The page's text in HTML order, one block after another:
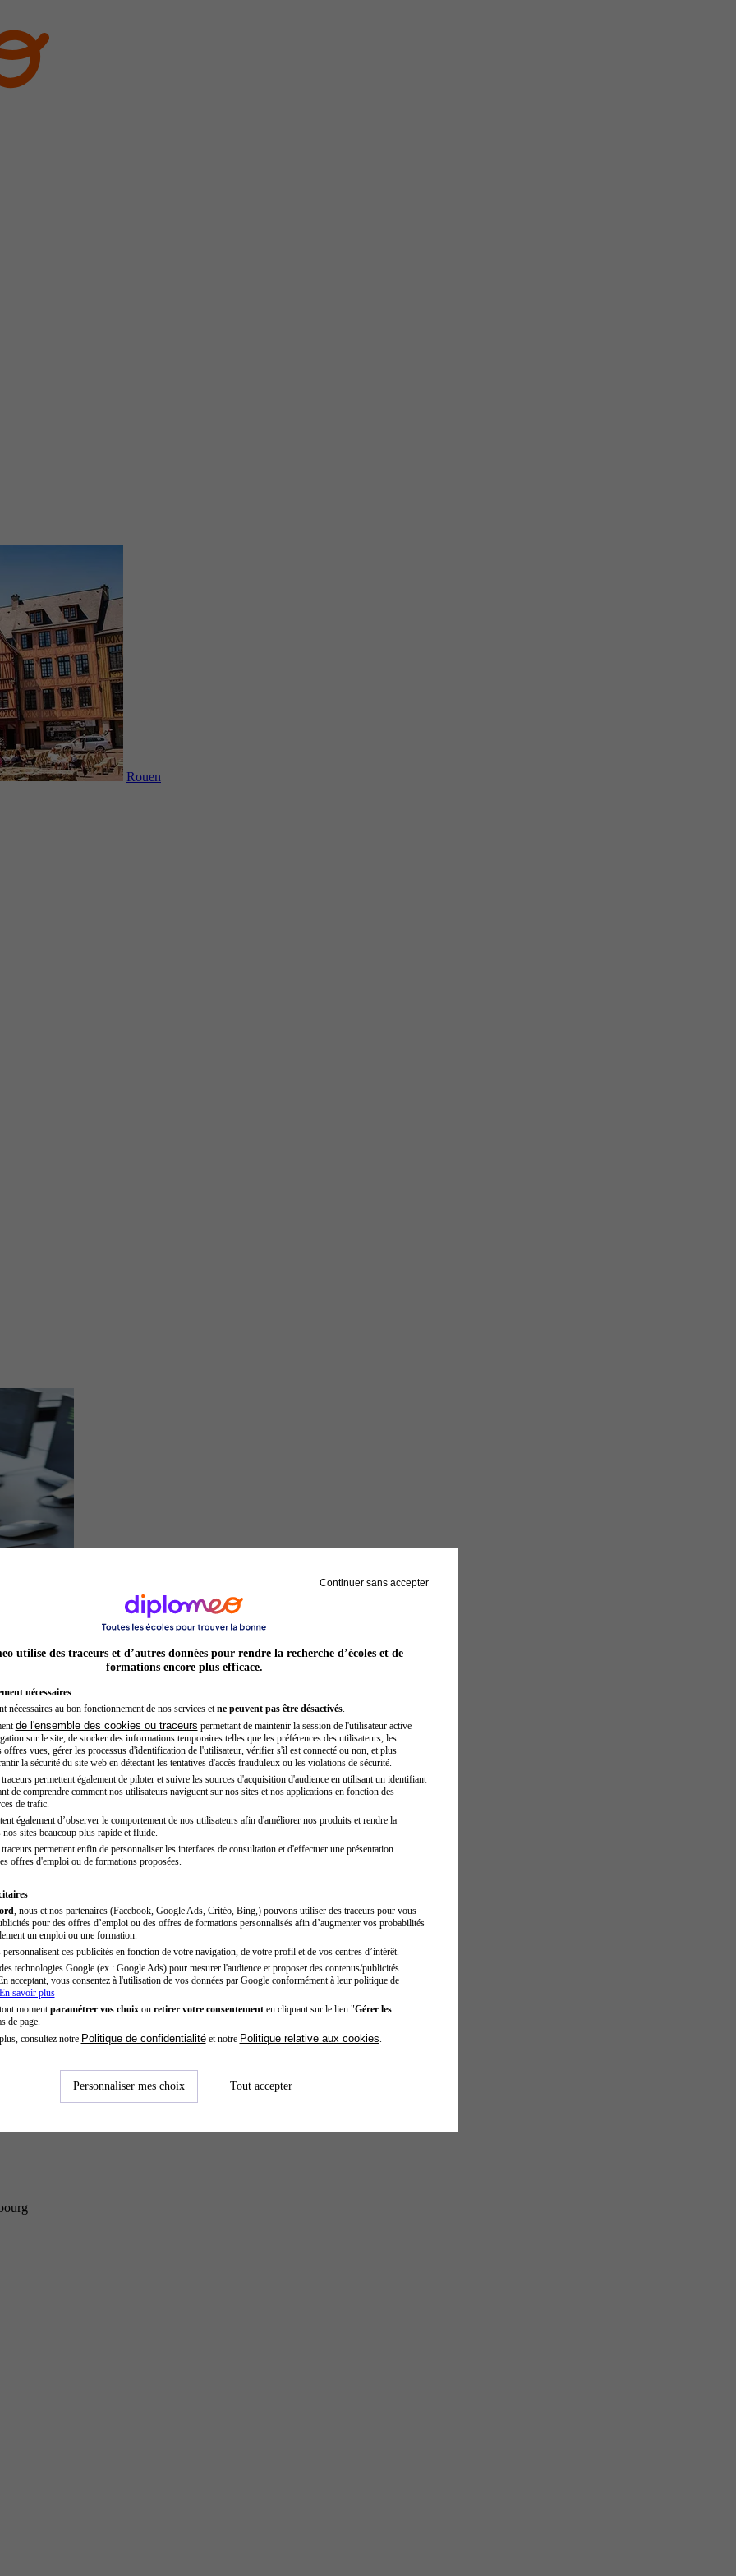
Rouen
Développeur web
Continuer sans accepter
utilise des traceurs et d’autres données pour rendre la recherche d’écoles et de
formations encore plus efficace.
nécessaires
nécessaires au bon fonctionnement de nos services et ne peuvent pas être désactivés.
de l'ensemble des cookies ou traceurs permettant de maintenir la session de l'utilisateur active
sur le site, de stocker des informations temporaires telles que les préférences des utilisateurs, les
offres vues, gérer les processus d'identification de l'utilisateur, vérifier s'il est connecté ou non, et plus
la sécurité du site web en détectant les tentatives d'accès frauduleux ou les violations de sécurité.
permettent également de piloter et suivre les sources d'acquisition d'audience en utilisant un identifiant
de comprendre comment nos utilisateurs naviguent sur nos sites et nos applications en fonction des
de trafic.
également d’observer le comportement de nos utilisateurs afin d'améliorer nos produits et rendre la
sites beaucoup plus rapide et fluide.
permettent enfin de personnaliser les interfaces de consultation et d'effectuer une présentation
offres d'emploi ou de formations proposées.
, nous et nos partenaires (Facebook, Google Ads, Critéo, Bing,) pouvons utiliser des traceurs pour vous
pour des offres d’emploi ou des offres de formations personnalisés afin d’augmenter vos probabilités
un emploi ou une formation.
ces publicités en fonction de votre navigation, de votre profil et de vos centres d’intérêt.
technologies Google (ex : Google Ads) pour mesurer l'audience et proposer des contenus/publicités
acceptant, vous consentez à l'utilisation de vos données par Google conformément à leur politique de
savoir plus
moment paramétrer vos choixou retirer votre consentementen cliquant sur le lien "Gérer les
de page.
consultez notre Politique de confidentialitéet notre Politique relative aux cookies
Personnaliser mes choix Tout accepter